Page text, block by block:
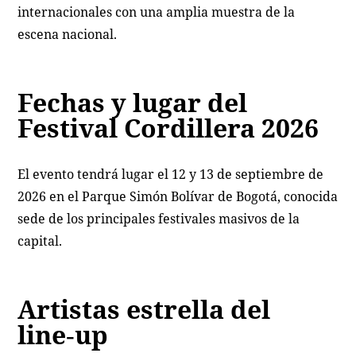
internacionales con una amplia muestra de la
escena nacional.
Fechas y lugar del
Festival Cordillera 2026
El evento tendrá lugar el 12 y 13 de septiembre de
2026 en el Parque Simón Bolívar de Bogotá, conocida
sede de los principales festivales masivos de la
capital.
Artistas estrella del
line‑up